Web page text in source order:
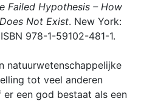
Failed Hypothesis – How
Not Exist. New York:
978-1-59102-481-1.
natuurwetenschappelijke
tot veel anderen
een god bestaat als een